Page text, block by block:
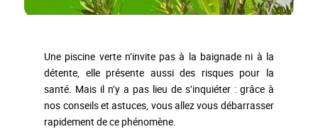
Une piscine verte n’invite pas à la baignade ni à la
détente, elle présente aussi des risques pour la
santé. Mais il n’y a pas lieu de s’inquiéter : grâce à
nos conseils et astuces, vous allez vous débarrasser
rapidement de ce phénomène.